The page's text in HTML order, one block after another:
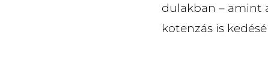
dulakban – amint
kotenzás is